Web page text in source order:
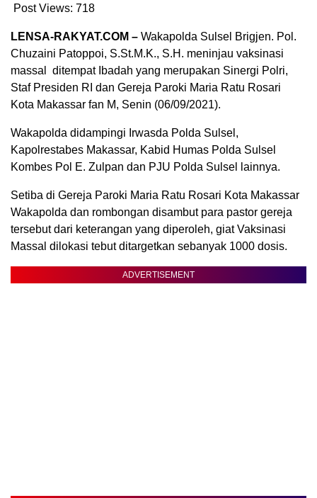
Post Views: 718
LENSA-RAKYAT.COM – Wakapolda Sulsel Brigjen. Pol.
Chuzaini Patoppoi, S.St.M.K., S.H. meninjau vaksinasi
massal ditempat Ibadah yang merupakan Sinergi Polri,
Staf Presiden RI dan Gereja Paroki Maria Ratu Rosari
Kota Makassar fan M, Senin (06/09/2021).
Wakapolda didampingi Irwasda Polda Sulsel,
Kapolrestabes Makassar, Kabid Humas Polda Sulsel
Kombes Pol E. Zulpan dan PJU Polda Sulsel lainnya.
Setiba di Gereja Paroki Maria Ratu Rosari Kota Makassar
Wakapolda dan rombongan disambut para pastor gereja
tersebut dari keterangan yang diperoleh, giat Vaksinasi
Massal dilokasi tebut ditargetkan sebanyak 1000 dosis.
ADVERTISEMENT